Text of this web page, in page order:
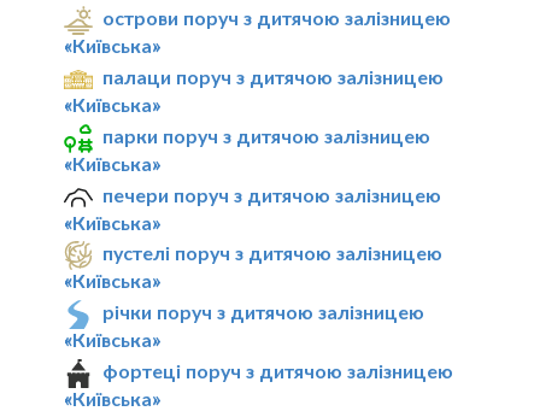
острови поруч з дитячою залізницею
«Київська»
палаци поруч з дитячою залізницею
«Київська»
парки поруч з дитячою залізницею
«Київська»
печери поруч з дитячою залізницею
«Київська»
пустелі поруч з дитячою залізницею
«Київська»
річки поруч з дитячою залізницею
«Київська»
фортеці поруч з дитячою залізницею
«Київська»